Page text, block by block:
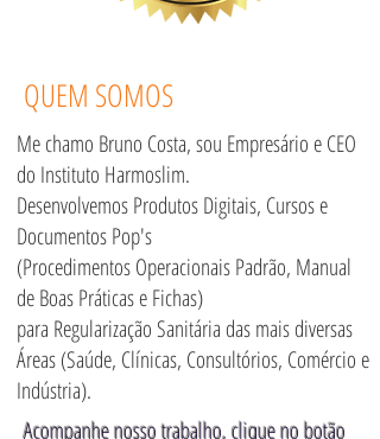
QUEM SOMOS
Me chamo Bruno Costa, sou Empresário e CEO
do Instituto Harmoslim.
Desenvolvemos Produtos Digitais, Cursos e
Documentos Pop's
(Procedimentos Operacionais Padrão, Manual
de Boas Práticas e Fichas)
para Regularização Sanitária das mais diversas
Áreas (Saúde, Clínicas, Consultórios, Comércio e
Indústria).
Acompanhe nosso trabalho, clique no botão